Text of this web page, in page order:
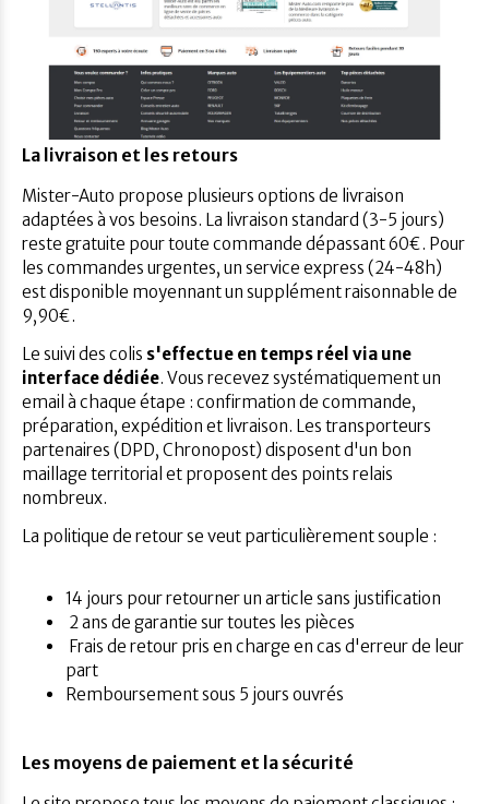
La livraison et les retours
Mister-Auto propose plusieurs options de livraison
adaptées à vos besoins. La livraison standard (3-5 jours)
reste gratuite pour toute commande dépassant 60€. Pour
les commandes urgentes, un service express (24-48h)
est disponible moyennant un supplément raisonnable de
9,90€.
Le suivi des colis s'effectue en temps réel via une
interface dédiée. Vous recevez systématiquement un
email à chaque étape : confirmation de commande,
préparation, expédition et livraison. Les transporteurs
partenaires (DPD, Chronopost) disposent d'un bon
maillage territorial et proposent des points relais
nombreux.
La politique de retour se veut particulièrement souple :
14 jours pour retourner un article sans justification
2 ans de garantie sur toutes les pièces
Frais de retour pris en charge en cas d'erreur de leur
part
Remboursement sous 5 jours ouvrés
Les moyens de paiement et la sécurité